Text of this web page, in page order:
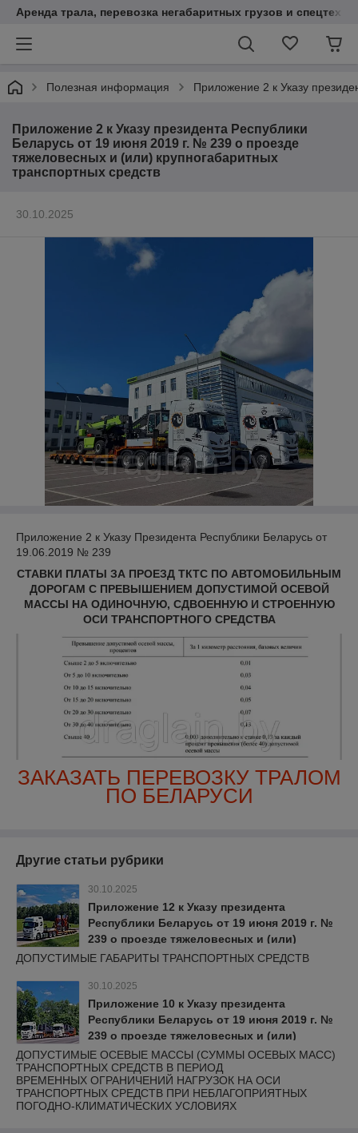
Аренда трала, перевозка негабаритных грузов и
Полезная информация Приложение 2 к Указу
Приложение 2 к Указу президента Республики
Беларусь от 19 июня 2019 г. № 239 о проезде
тяжеловесных и (или) крупногабаритных
транспортных средств
30.10.2025
Приложение 2 к Указу Президента Республики Беларусь от
19.06.2019 № 239
СТАВКИ ПЛАТЫ ЗА ПРОЕЗД ТКТС ПО АВТОМОБИЛЬНЫМ
ДОРОГАМ С ПРЕВЫШЕНИЕМ ДОПУСТИМОЙ ОСЕВОЙ
МАССЫ НА ОДИНОЧНУЮ, СДВОЕННУЮ И СТРОЕННУЮ
ОСИ ТРАНСПОРТНОГО СРЕДСТВА
ЗАКАЗАТЬ ПЕРЕВОЗКУ ТРАЛОМ
ПО БЕЛАРУСИ
Другие статьи рубрики
30.10.2025
Приложение 12 к Указу президента
Республики Беларусь от 19 июня 2019 г. №
239 о проезде тяжеловесных и (или)
крупногабаритных транспортных средств
ДОПУСТИМЫЕ ГАБАРИТЫ ТРАНСПОРТНЫХ СРЕДСТВ
30.10.2025
Приложение 10 к Указу президента
Республики Беларусь от 19 июня 2019 г. №
239 о проезде тяжеловесных и (или)
крупногабаритных транспортных средств
ДОПУСТИМЫЕ ОСЕВЫЕ МАССЫ (СУММЫ ОСЕВЫХ МАСС)
ТРАНСПОРТНЫХ СРЕДСТВ В ПЕРИОД
ВРЕМЕННЫХ ОГРАНИЧЕНИЙ НАГРУЗОК НА ОСИ
ТРАНСПОРТНЫХ СРЕДСТВ ПРИ НЕБЛАГОПРИЯТНЫХ
ПОГОДНО-КЛИМАТИЧЕСКИХ УСЛОВИЯХ